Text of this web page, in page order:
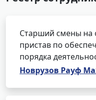
Старший смены на
пристав по
порядка
Новрузов Рауф